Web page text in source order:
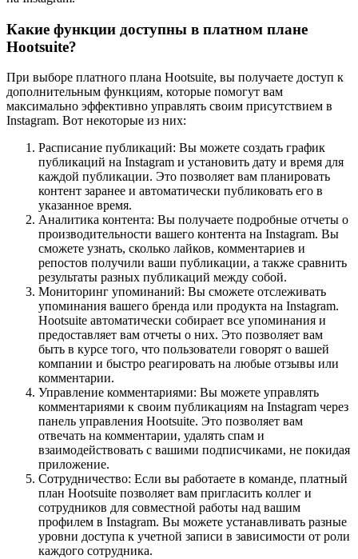
Какие функции доступны в платном плане
Hootsuite?
При выборе платного плана Hootsuite, вы получаете доступ к
дополнительным функциям, которые помогут вам
максимально эффективно управлять своим присутствием в
Instagram. Вот некоторые из них:
Расписание публикаций: Вы можете создать график
публикаций на Instagram и установить дату и время для
каждой публикации. Это позволяет вам планировать
контент заранее и автоматически публиковать его в
указанное время.
Аналитика контента: Вы получаете подробные отчеты о
производительности вашего контента на Instagram. Вы
сможете узнать, сколько лайков, комментариев и
репостов получили ваши публикации, а также сравнить
результаты разных публикаций между собой.
Мониторинг упоминаний: Вы сможете отслеживать
упоминания вашего бренда или продукта на Instagram.
Hootsuite автоматически собирает все упоминания и
предоставляет вам отчеты о них. Это позволяет вам
быть в курсе того, что пользователи говорят о вашей
компании и быстро реагировать на любые отзывы или
комментарии.
Управление комментариями: Вы можете управлять
комментариями к своим публикациям на Instagram через
панель управления Hootsuite. Это позволяет вам
отвечать на комментарии, удалять спам и
взаимодействовать с вашими подписчиками, не покидая
приложение.
Сотрудничество: Если вы работаете в команде, платный
план Hootsuite позволяет вам пригласить коллег и
сотрудников для совместной работы над вашим
профилем в Instagram. Вы можете устанавливать разные
уровни доступа к учетной записи в зависимости от роли
каждого сотрудника.